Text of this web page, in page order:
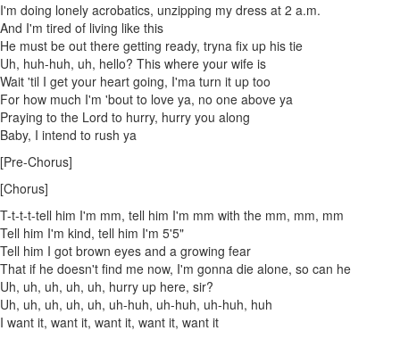
I'm doing lonely acrobatics, unzipping my dress at 2 a.m.
And I'm tired of living like this
He must be out there getting ready, tryna fix up his tie
Uh, huh-huh, uh, hello? This where your wife is
Wait 'til I get your heart going, I'ma turn it up too
For how much I'm 'bout to love ya, no one above ya
Praying to the Lord to hurry, hurry you along
Baby, I intend to rush ya
[Pre-Chorus]
[Chorus]
T-t-t-t-tell him I'm mm, tell him I'm mm with the mm, mm, mm
Tell him I'm kind, tell him I'm 5'5"
Tell him I got brown eyes and a growing fear
That if he doesn't find me now, I'm gonna die alone, so can he
Uh, uh, uh, uh, uh, hurry up here, sir?
Uh, uh, uh, uh, uh, uh-huh, uh-huh, uh-huh, huh
I want it, want it, want it, want it, want it